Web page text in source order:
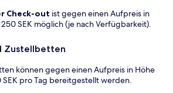
Check-out ist gegen einen Aufpreis in
SEK möglich (je nach Verfügbarkeit).
Zustellbetten
können gegen einen Aufpreis in Höhe
SEK pro Tag bereitgestellt werden.